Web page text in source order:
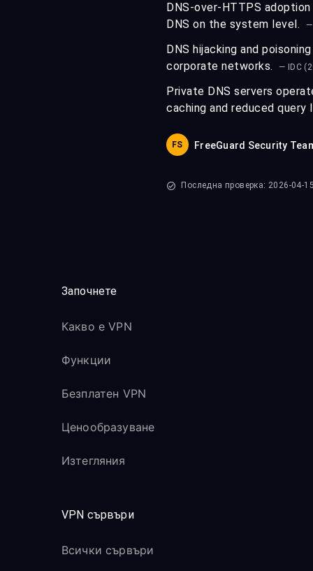
DNS-over-HTTPS
DNS on the system level.
—
DNS hijacking and
corporate networks.
— IDC
Private DNS servers
caching and reduced query
FS FreeGuard Security
Последна проверка: 2026-04-
Започнете
Какво е VPN
Функции
Безплатен VPN
Ценообразуване
Изтегляния
VPN сървъри
Всички сървъри